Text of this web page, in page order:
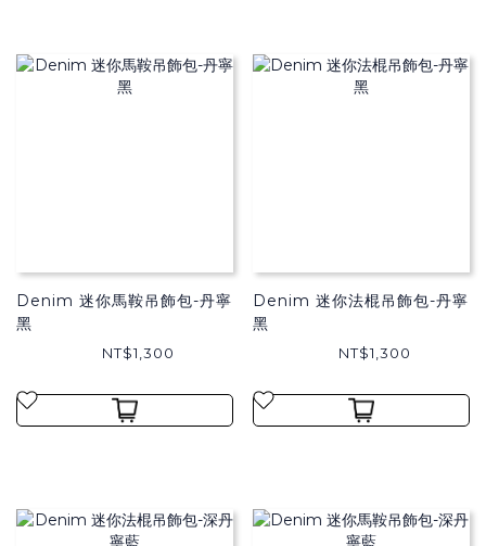
Denim 迷你馬鞍吊飾包-丹寧
黑
NT$1,300
Denim 迷你法棍吊飾包-丹寧
黑
NT$1,300